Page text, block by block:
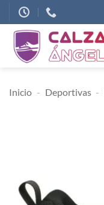
Saltar
al
contenido
Inicio - Deportivas -